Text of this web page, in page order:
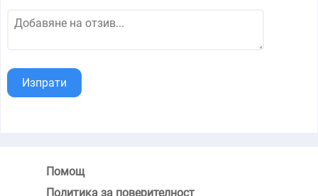
Изпрати
Помощ
Политика за поверителност